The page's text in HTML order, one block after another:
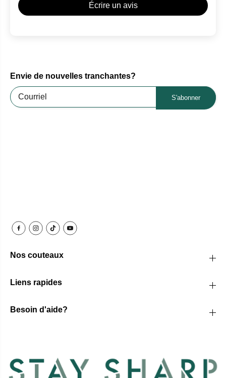
Écrire un avis
Envie de nouvelles tranchantes?
S'abonner
Nos couteaux
Liens rapides
Besoin d'aide?